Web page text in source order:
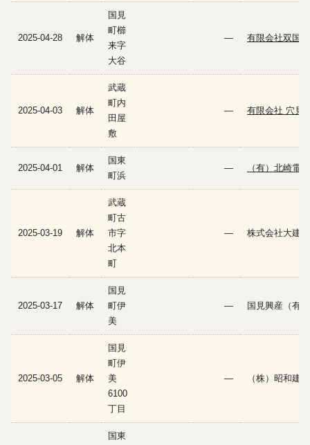
2025-04-28 解体
国見
町櫛
来字
大谷
— 有限会社双国
2025-04-03 解体
武蔵
町内
田屋
敷
— 有限会社 穴見
2025-04-01 解体
国東
町浜
— （有）北崎電
2025-03-19 解体
武蔵
町古
市字
北本
町
— 株式会社大建
2025-03-17 解体
国見
町伊
美
— 国見興産（有）
2025-03-05 解体
国見
町伊
美
6100
丁目
— （株）昭和建
国東